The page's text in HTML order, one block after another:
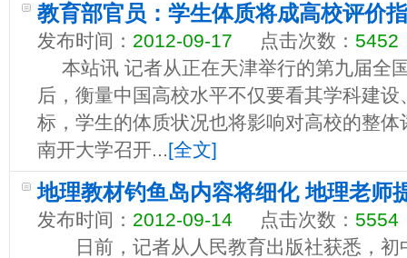
教育部官员：学生体质将成高校评价
发布时间： 2012-09-17 点击次数： 5452
本站讯 记者从正在天津举行的第九届全
后，衡量中国高校水平不仅要看其学科建
标，学生的体质状况也将影响对高校的
南开大学召开...[全文]
地理教材钓鱼岛内容将细化 地理老师
发布时间： 2012-09-14 点击次数： 5554
日前，记者从人民教育出版社获悉，初